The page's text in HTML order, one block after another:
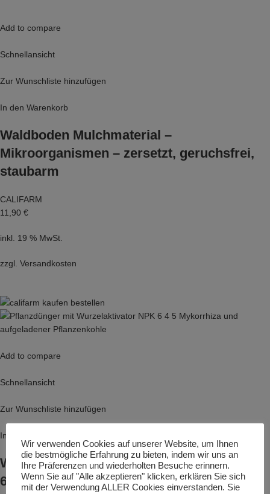
Add to compare
Schnellansicht
Zur Wunschliste hinzufügen
In den Warenkorb
Waldboden Mulchmaterial –
Mikroorganismen – zersetzt, geruchsfrei,
staubarm
CALIFARM
11,90 €
inkl. 19 % MwSt.
zzgl. Versandkosten
Add to compare
Schnellansicht
Zur Wunschliste hinzufügen
In den Warenkorb
Wurzelaktivator mit Pflanzdünger NPK
6+4+5, mit Mykorrhiza und aufgeladener
Wir verwenden Cookies auf unserer Website, um Ihnen
die bestmögliche Erfahrung zu bieten, indem wir uns an
Ihre Präferenzen und wiederholten Besuche erinnern.
Wenn Sie auf "Alle akzeptieren" klicken, erklären Sie sich
mit der Verwendung ALLER Cookies einverstanden. Sie